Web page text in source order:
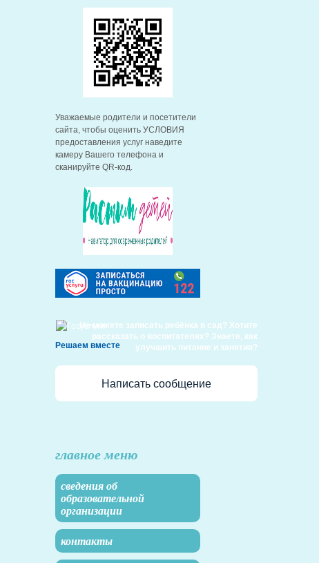
Уважаемые родители и посетители
сайта, чтобы оценить УСЛОВИЯ
предоставления услуг наведите
камеру Вашего телефона и
сканируйте QR-код.
Решаем вместе
Не можете записать ребёнка в сад? Хотите
рассказать о воспитателях? Знаете, как
улучшить питание и занятия?
Написать сообщение
главное меню
сведения об
образовательной
организации
контакты